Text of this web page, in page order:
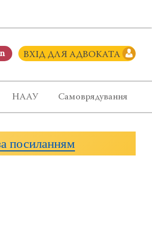
ВХІД ДЛЯ АДВОКАТА
НААУ Самоврядування
посиланням